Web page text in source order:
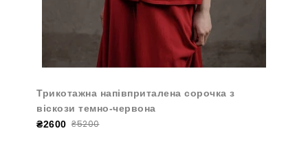
Трикотажна напівприталена сорочка з
віскози темно-червона
₴2600 ₴5200